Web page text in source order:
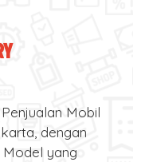
Mobil
dengan
yang